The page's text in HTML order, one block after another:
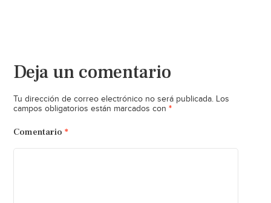
Deja un comentario
Tu dirección de correo electrónico no será publicada. Los
campos obligatorios están marcados con *
Comentario *